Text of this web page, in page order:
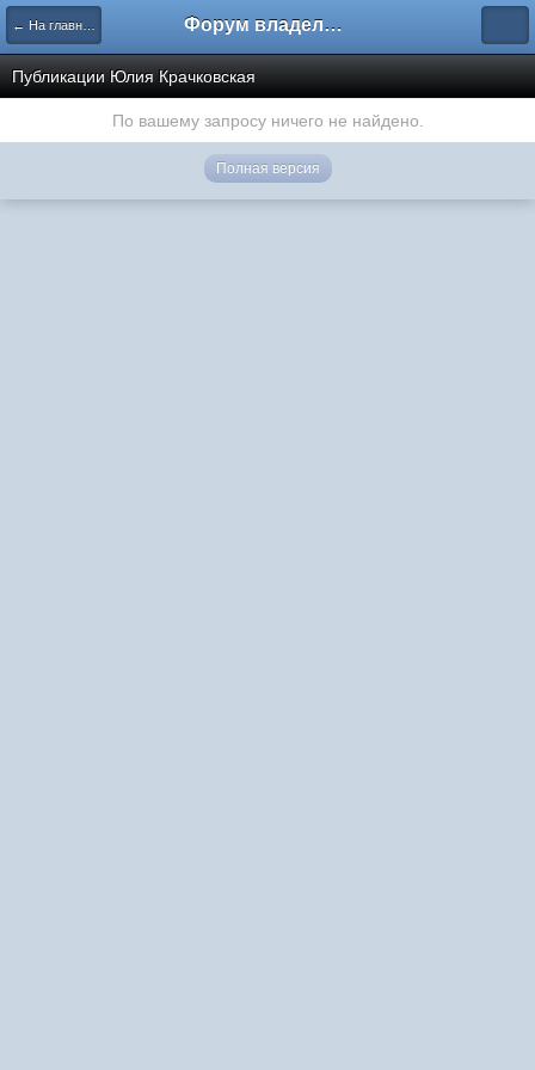
← На главную Форум владельцев интернет-магазинов
Публикации Юлия Крачковская
По вашему запросу ничего не найдено.
Полная версия